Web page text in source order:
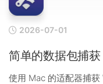
2026-07-01
简单的数据包捕获
使用 Mac 的适配器捕